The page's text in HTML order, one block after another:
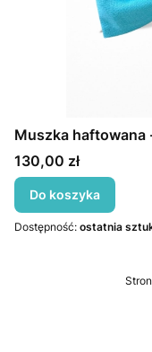
Muszka haftowana
Cena
130,00 zł
Do koszyka
Dostępność: ostatnia